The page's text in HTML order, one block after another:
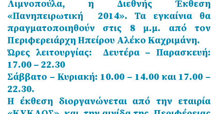
Λιμνοπούλα, η Διεθνής Έκθεση
«Πανηπειρωτική 2014». Τα εγκαίνια θα
πραγματοποιηθούν στις 8 μ.μ. από τον
Περιφερειάρχη Ηπείρου Αλέκο Καχριμάνη.
Ώρες λειτουργίας: Δευτέρα – Παρασκευή:
17.00 – 22.30
Σάββατο – Κυριακή: 10.00 – 14.00 και 17.00 –
22.30.
Η έκθεση διοργανώνεται από την εταιρία